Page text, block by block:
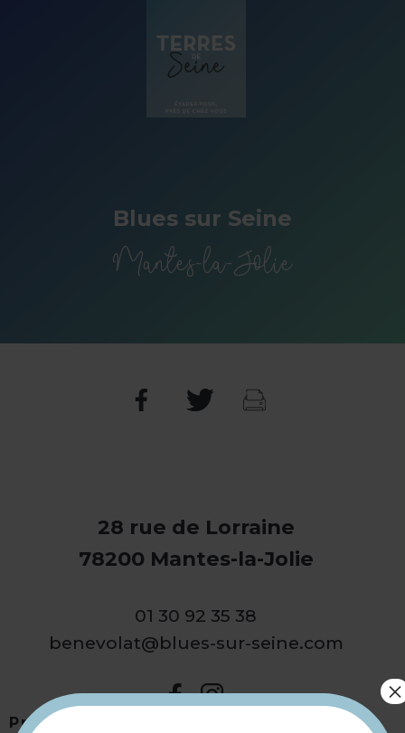
Blues sur Seine
Mantes-la-Jolie
28 rue de Lorraine
78200 Mantes-la-Jolie
01 30 92 35 38
benevolat@blues-sur-seine.com
Présentation
×